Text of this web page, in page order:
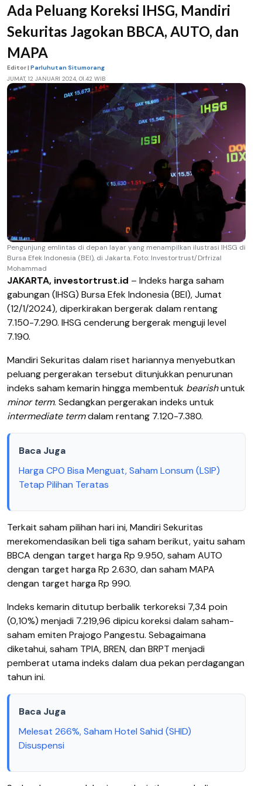
Ada Peluang Koreksi IHSG, Mandiri
Sekuritas Jagokan BBCA, AUTO, dan
MAPA
Editor | Parluhutan Situmorang
JUMAT, 12 JANUARI 2024, 01.42 WIB
Pengunjung emlintas di depan layar yang menampilkan ilustrasi IHSG di
Bursa Efek Indonesia (BEI), di Jakarta. Foto: Investortrust/Drfrizal
Mohammad
JAKARTA, investortrust.id – Indeks harga saham
gabungan (IHSG) Bursa Efek Indonesia (BEI), Jumat
(12/1/2024), diperkirakan bergerak dalam rentang
7.150-7.290. IHSG cenderung bergerak menguji level
7.190.
Mandiri Sekuritas dalam riset hariannya menyebutkan
peluang pergerakan tersebut ditunjukkan penurunan
indeks saham kemarin hingga membentuk bearishuntuk
minor term. Sedangkan pergerakan indeks untuk
intermediate termdalam rentang 7.120-7.380.
Baca Juga
Harga CPO Bisa Menguat, Saham Lonsum (LSIP)
Tetap Pilihan Teratas
Terkait saham pilihan hari ini, Mandiri Sekuritas
merekomendasikan beli tiga saham berikut, yaitu saham
BBCA dengan target harga Rp 9.950, saham AUTO
dengan target harga Rp 2.630, dan saham MAPA
dengan target harga Rp 990.
Indeks kemarin ditutup berbalik terkoreksi 7,34 poin
(0,10%) menjadi 7.219,96 dipicu koreksi dalam saham-
saham emiten Prajogo Pangestu. Sebagaimana
diketahui, saham TPIA, BREN, dan BRPT menjadi
pemberat utama indeks dalam dua pekan perdagangan
tahun ini.
Baca Juga
Melesat 266%, Saham Hotel Sahid (SHID)
Disuspensi